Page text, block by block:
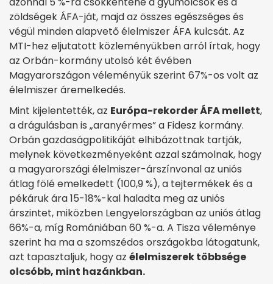
zöldségek ÁFA-ját, majd az összes egészséges és
végül minden alapvető élelmiszer ÁFA kulcsát. Az
MTI-hez eljutatott közleményükben arról írtak, hogy
az Orbán-kormány utolsó két évében
Magyarországon véleményük szerint 67%-os volt az
élelmiszer áremelkedés.
Mint kijelentették, az Európa-rekorder ÁFA mellett,
a drágulásban is „aranyérmes” a Fidesz kormány.
Orbán gazdaságpolitikáját elhibázottnak tartják,
melynek következményeként azzal számolnak, hogy
a magyarországi élelmiszer-árszínvonal az uniós
átlag fölé emelkedett (100,9 %), a tejtermékek és a
pékáruk ára 15-18%-kal haladta meg az uniós
árszintet, miközben Lengyelországban az uniós átlag
66%-a, míg Romániában 60 %-a. A Tisza véleménye
szerint ha ma a szomszédos országokba látogatunk,
azt tapasztaljuk, hogy az élelmiszerek többsége
olcsóbb, mint hazánkban.